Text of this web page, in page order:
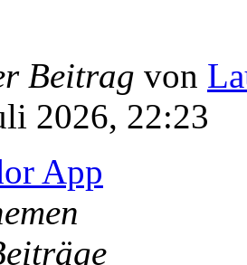
Beitrag von
2026, 22:23
App